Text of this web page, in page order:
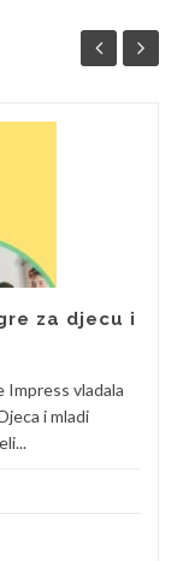
za djecu i
vladala
i mladi